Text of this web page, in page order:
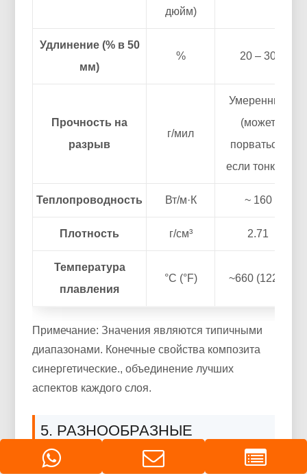
дюйм)
Удлинение (% в 50
мм)
% 20 – 30
Прочность на
разрыв
г/мил
Умеренный
(может
порваться,
если тонкий)
Теплопроводность Вт/м·К ~ 160
Плотность г/см³ 2.71
Температура
плавления
°С (°F) ~660 (1220)
Примечание: Значения являются типичными
диапазонами. Конечные свойства композита
синергетические., объединение лучших
аспектов каждого слоя.
5. РАЗНООБРАЗНЫЕ
ПРИЛОЖЕНИЯ: В ЧЕМ
ПРЕВОСХОДИТ